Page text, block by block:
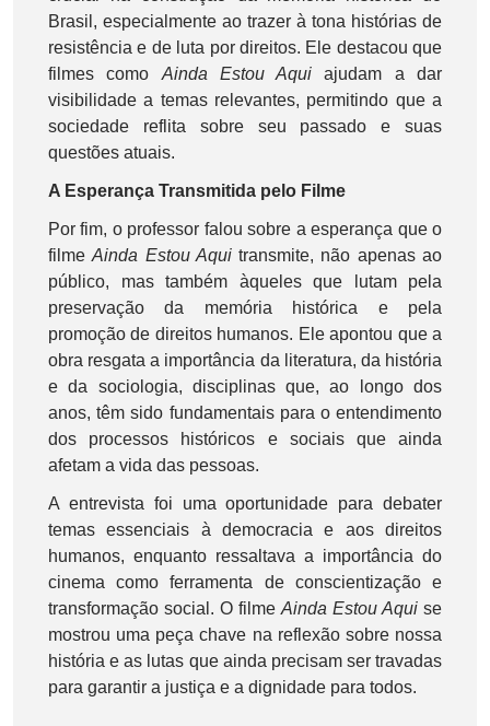
Brasil, especialmente ao trazer à tona histórias de
resistência e de luta por direitos. Ele destacou que
filmes como Ainda Estou Aqui ajudam a dar
visibilidade a temas relevantes, permitindo que a
sociedade reflita sobre seu passado e suas
questões atuais.
A Esperança Transmitida pelo Filme
Por fim, o professor falou sobre a esperança que o
filmeAinda Estou Aquitransmite, não apenas ao
público, mas também àqueles que lutam pela
preservação da memória histórica e pela
promoção de direitos humanos. Ele apontou que a
obra resgata a importância da literatura, da história
e da sociologia, disciplinas que, ao longo dos
anos, têm sido fundamentais para o entendimento
dos processos históricos e sociais que ainda
afetam a vida das pessoas.
A entrevista foi uma oportunidade para debater
temas essenciais à democracia e aos direitos
humanos, enquanto ressaltava a importância do
cinema como ferramenta de conscientização e
transformação social. O filme Ainda Estou Aqui se
mostrou uma peça chave na reflexão sobre nossa
história e as lutas que ainda precisam ser travadas
para garantir a justiça e a dignidade para todos.